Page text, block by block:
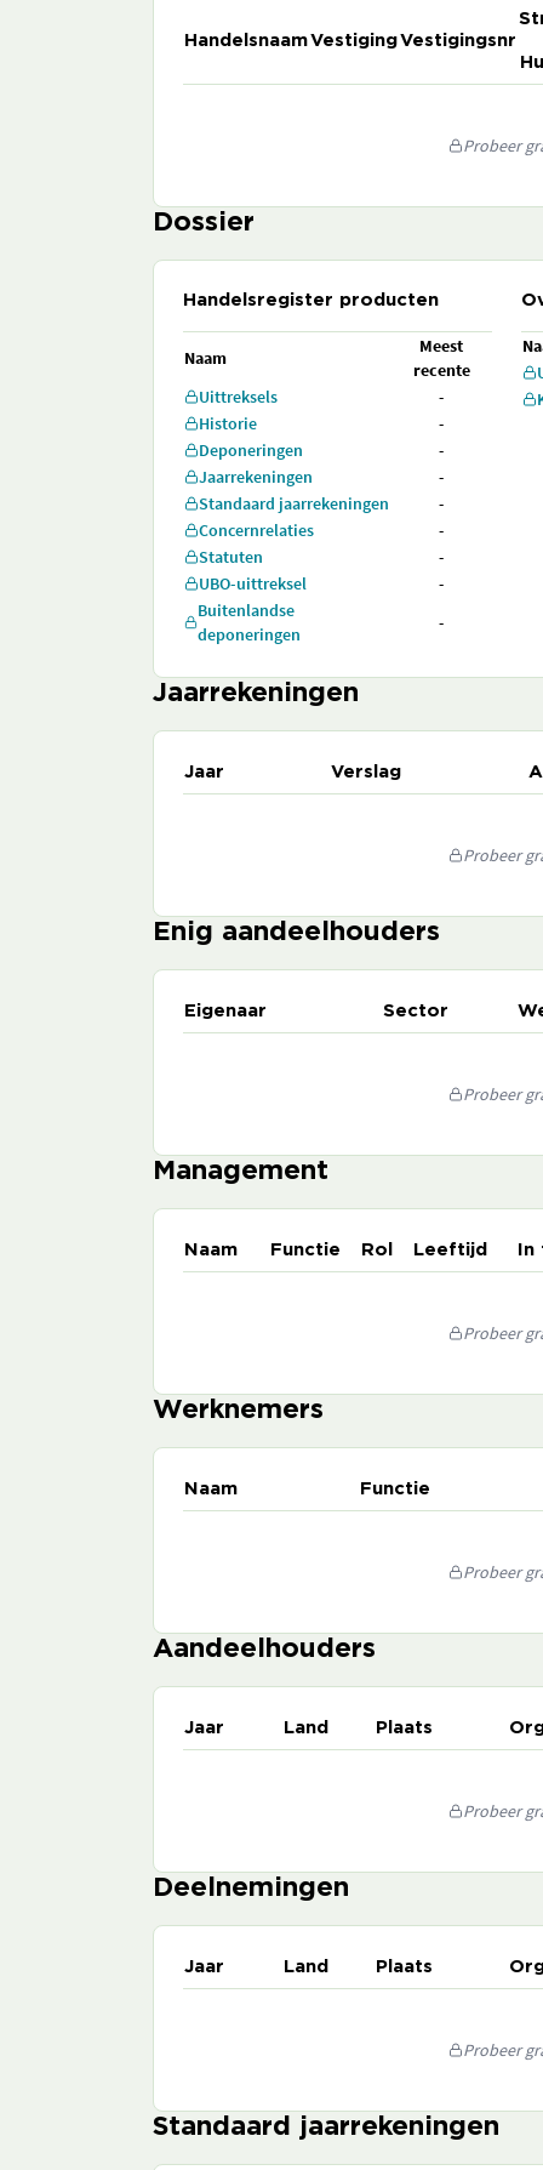
HandelsnaamVestigingVestigingsnr
Probeer
Dossier
Handelsregister producten
Naam
Meest
recente
Uittreksels
-
Historie
-
Deponeringen
-
Jaarrekeningen
-
Standaard jaarrekeningen
-
Concernrelaties
-
Statuten
-
UBO-uittreksel
-
Buitenlandse
deponeringen
-
Jaarrekeningen
Jaar Verslag
Probeer
Enig aandeelhouders
Eigenaar Sector
Probeer
Management
Naam Functie Rol Leeftijd
Probeer
Werknemers
Naam Functie
Probeer
Aandeelhouders
Jaar Land Plaats
Probeer
Deelnemingen
Jaar Land Plaats
Probeer
Standaard jaarrekeningen